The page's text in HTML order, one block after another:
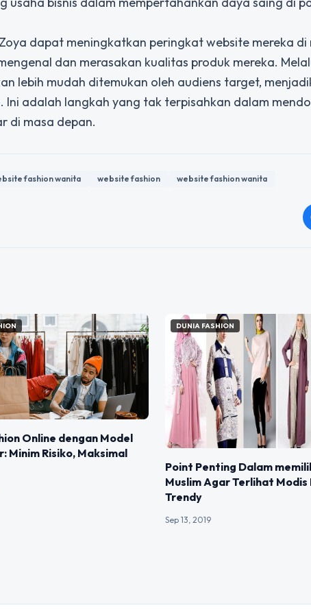
dapat meningkatkan peringkat website mereka di
dan merasakan kualitas produk mereka.
lebih mudah ditemukan oleh audiens target,
adalah langkah yang tak terpisahkan dalam
di masa depan.
fashion wanita website fashion website fashion wanita
Online dengan Model
Minim Risiko, Maksimal
DUNIA FASHION
Point Penting Dalam
Muslim Agar Terlihat Modis
Trendy
Sep 13, 2019